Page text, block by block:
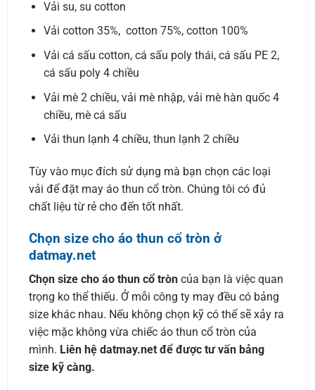
Vải su, su cotton
Vải cotton 35%, cotton 75%, cotton 100%
Vải cá sấu cotton, cá sấu poly thái, cá sấu PE 2,
cá sấu poly 4 chiều
Vải mè 2 chiều, vải mè nhập, vải mè hàn quốc 4
chiều, mè cá sấu
Vải thun lạnh 4 chiều, thun lạnh 2 chiều
Tùy vào mục đích sử dụng mà bạn chọn các loại
vải để đặt may áo thun cổ tròn. Chúng tôi có đủ
chất liệu từ rẻ cho đến tốt nhất.
Chọn size cho áo thun cổ tròn ở
datmay.net
Chọn size cho áo thun cổ tròn của bạn là việc quan
trọng ko thể thiếu. Ở mỗi công ty may đều có bảng
size khác nhau. Nếu không chọn kỹ có thể sẽ xảy ra
việc mặc không vừa chiếc áo thun cổ tròn của
mình. Liên hệ datmay.net để được tư vấn bảng
size kỹ càng.